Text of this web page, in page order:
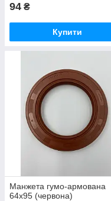
94 ₴
Купити
Манжета гумо-армована
64х95 (червона)